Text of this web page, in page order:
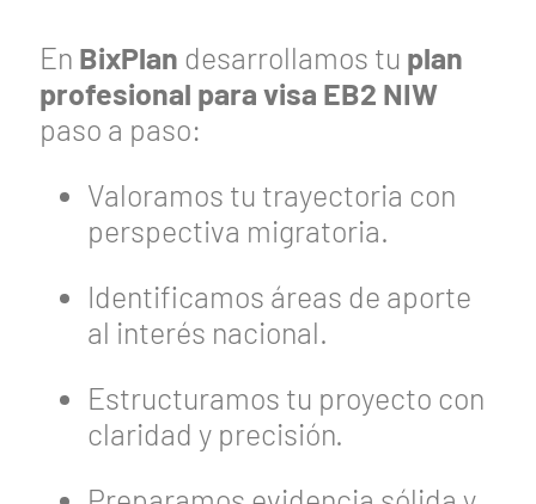
En BixPlan desarrollamos tu plan
profesional para visa EB2 NIW
paso a paso:
Valoramos tu trayectoria con
perspectiva migratoria.
Identificamos áreas de aporte
al interés nacional.
Estructuramos tu proyecto con
claridad y precisión.